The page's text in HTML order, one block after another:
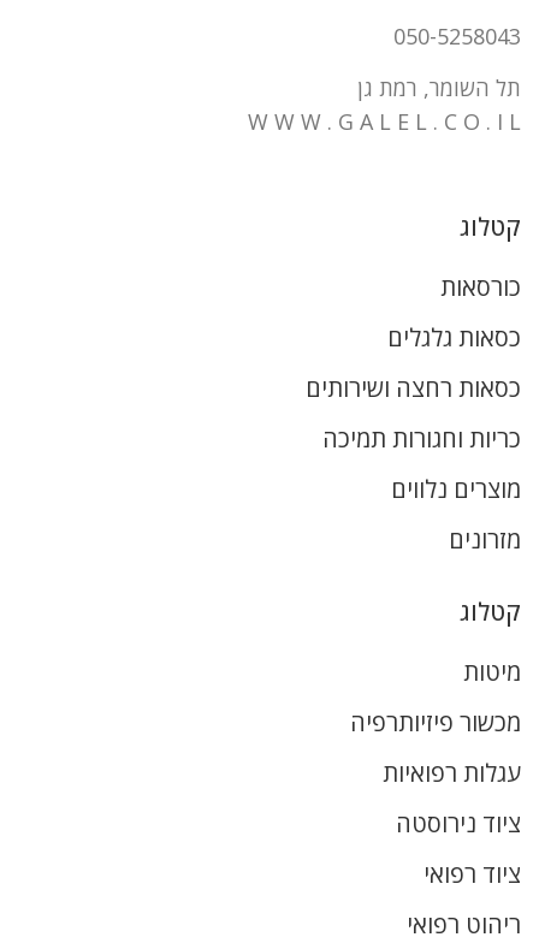
050-5258043
תל השומר, רמת גן
W W W . G A L E L . C O . I L
קטלוג
כורסאות
כסאות גלגלים
כסאות רחצה ושירותים
כריות וחגורות תמיכה
מוצרים נלווים
מזרונים
קטלוג
מיטות
מכשור פיזיותרפיה
עגלות רפואיות
ציוד נירוסטה
ציוד רפואי
ריהוט רפואי